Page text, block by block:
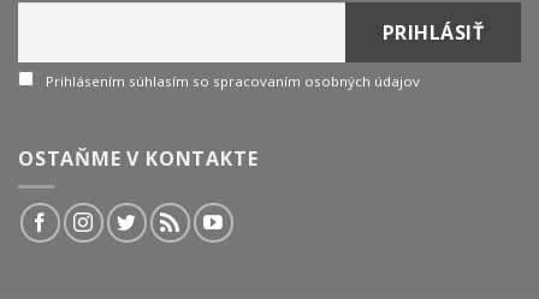
Prihlásením súhlasím so spracovaním osobných údajov
OSTAŇME V KONTAKTE